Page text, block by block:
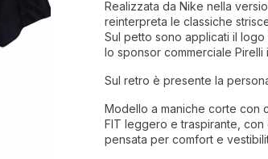
Realizzata da Nike nella
reinterpreta le classiche
Sul petto sono applicati il logo
lo sponsor commerciale Pirelli
Sul retro è presente la
Modello a maniche corte con
FIT leggero e traspirante,
pensata per comfort e